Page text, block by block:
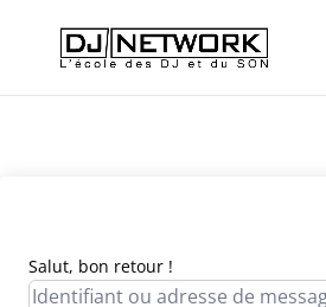
Salut, bon retour !